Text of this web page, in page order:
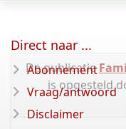
De publicatie
is opgesteld
Direct naar ...
Abonnement
Vraag/antwoord
Disclaimer